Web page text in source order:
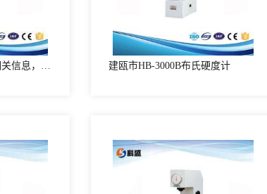
建瓯市硬度测量仪的相关信息，硬度测量仪的介绍 建瓯市HB-3000B布氏硬度计